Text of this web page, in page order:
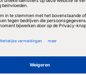
wilde over de
prijs kunnen
hoogleraren.